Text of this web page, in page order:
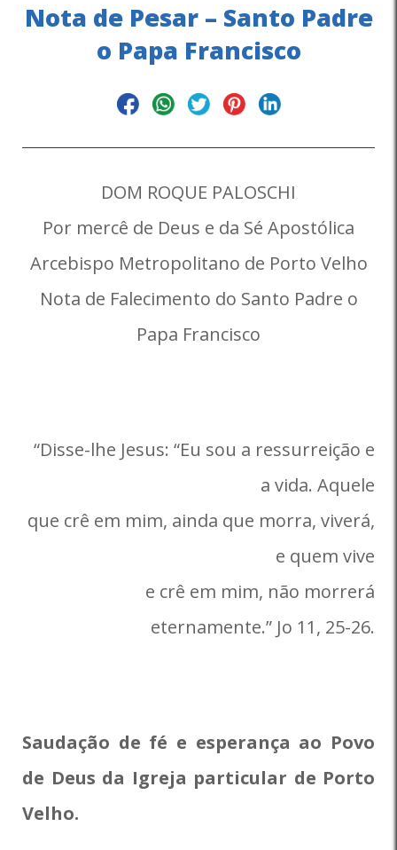
Nota de Pesar – Santo Padre
o Papa Francisco
DOM ROQUE PALOSCHI
Por mercê de Deus e da Sé Apostólica
Arcebispo Metropolitano de Porto Velho
Nota de Falecimento do Santo Padre o
Papa Francisco
“Disse-lhe Jesus: “Eu sou a ressurreição e
a vida. Aquele
que crê em mim, ainda que morra, viverá,
e quem vive
e crê em mim, não morrerá
eternamente.” Jo 11, 25-26.
Saudação de fé e esperança ao Povo
de Deus da Igreja particular de Porto
Velho.